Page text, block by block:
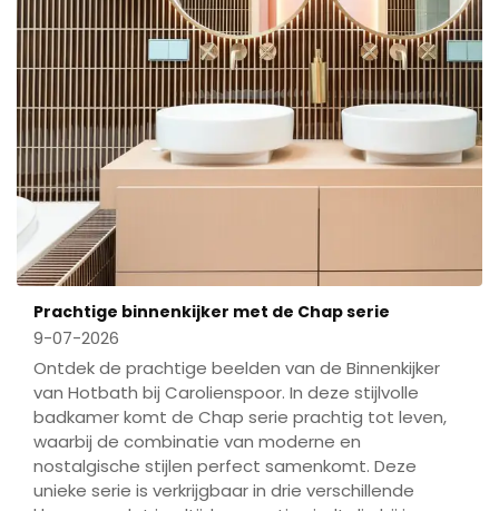
Prachtige binnenkijker met de Chap serie
9-07-2026
Ontdek de prachtige beelden van de Binnenkijker
van Hotbath bij Carolienspoor. In deze stijlvolle
badkamer komt de Chap serie prachtig tot leven,
waarbij de combinatie van moderne en
nostalgische stijlen perfect samenkomt. Deze
unieke serie is verkrijgbaar in drie verschillende